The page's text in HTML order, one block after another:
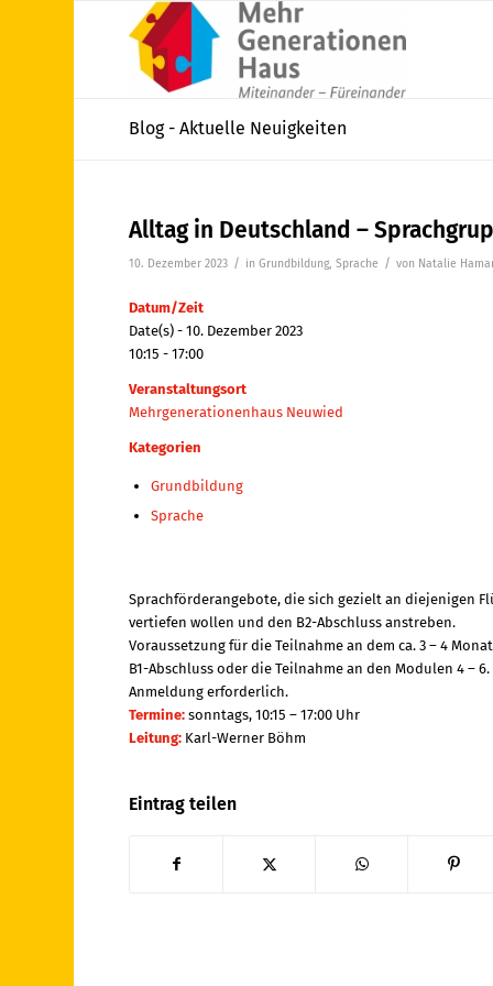
Blog - Aktuelle Neuigkeiten
Alltag in Deutschland –
10. Dezember 2023 / inGrundbildung,Sprache / von Natalie
Datum/Zeit
Date(s) - 10. Dezember 2023
10:15 - 17:00
Veranstaltungsort
Mehrgenerationenhaus Neuwied
Kategorien
Grundbildung
Sprache
Sprachförderangebote, die sich gezielt an diejenigen
vertiefen wollen und den B2-Abschluss anstreben.
Voraussetzung für die Teilnahme an dem ca. 3 – 4
B1-Abschluss oder die Teilnahme an den Modulen 4 – 6.
Anmeldung erforderlich.
Termine: sonntags, 10:15 – 17:00 Uhr
Leitung: Karl-Werner Böhm
Eintrag teilen